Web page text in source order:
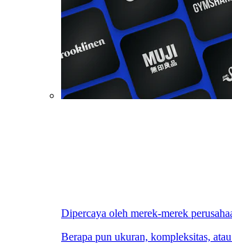
Dipercaya oleh merek-merek
Berapa pun ukuran, kompleksitas,